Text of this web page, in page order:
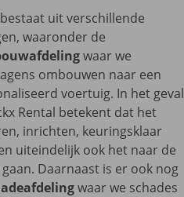
uit verschillende
waaronder de
waar we
ombouwen naar een
voertuig. In het geval
Rental betekent dat het
inrichten, keuringsklaar
uiteindelijk ook het naar de
Daarnaast is er ook nog
waar we schades